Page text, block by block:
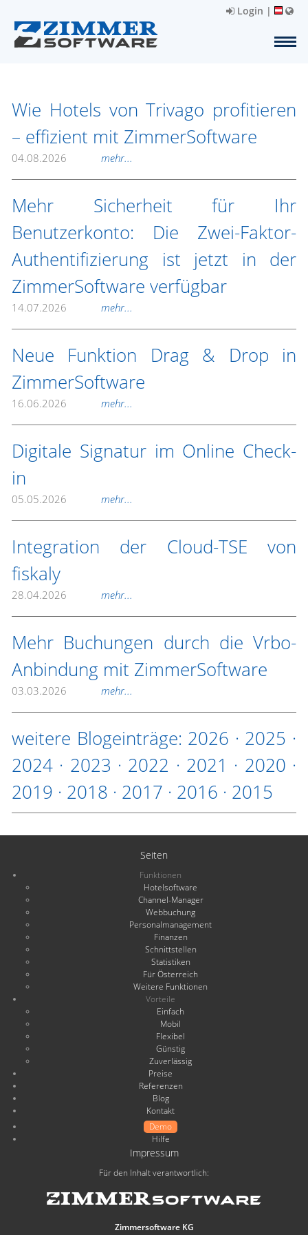
Login |
Wie Hotels von Trivago profitieren
– effizient mit ZimmerSoftware
04.08.2026 mehr...
Mehr Sicherheit für Ihr
Benutzerkonto: Die Zwei-Faktor-
Authentifizierung ist jetzt in der
ZimmerSoftware verfügbar
14.07.2026 mehr...
Neue Funktion Drag & Drop in
ZimmerSoftware
16.06.2026 mehr...
Digitale Signatur im Online Check-
in
05.05.2026 mehr...
Integration der Cloud-TSE von
fiskaly
28.04.2026 mehr...
Mehr Buchungen durch die Vrbo-
Anbindung mit ZimmerSoftware
03.03.2026 mehr...
weitere Blogeinträge: 2026 · 2025 ·
2024 · 2023 · 2022 · 2021 · 2020 ·
2019 · 2018 · 2017 · 2016 · 2015
Seiten
Funktionen
Hotelsoftware
Channel-Manager
Webbuchung
Personalmanagement
Finanzen
Schnittstellen
Statistiken
Für Österreich
Weitere Funktionen
Vorteile
Einfach
Mobil
Flexibel
Günstig
Zuverlässig
Preise
Referenzen
Blog
Kontakt
Demo
Hilfe
Impressum
Für den Inhalt verantwortlich:
Zimmersoftware KG